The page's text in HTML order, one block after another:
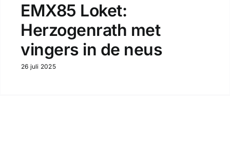
EMX85 Loket:
Herzogenrath met
vingers in de neus
26 juli 2025